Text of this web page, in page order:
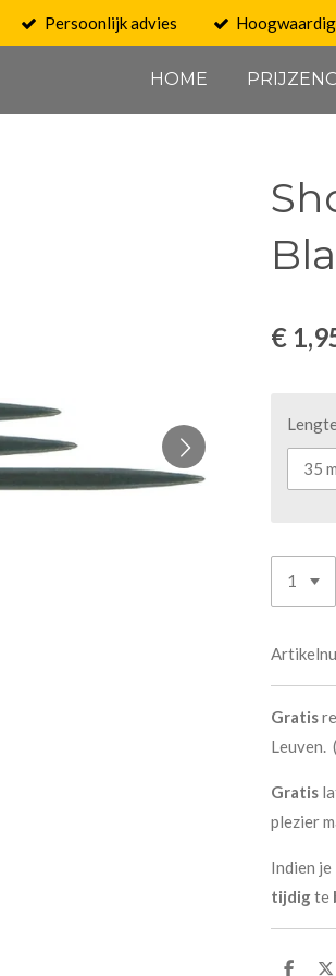
Persoonlijk advies
HOME
€
Gratis
Leuven.
Gratis
plezier
Indien je
tijdigte